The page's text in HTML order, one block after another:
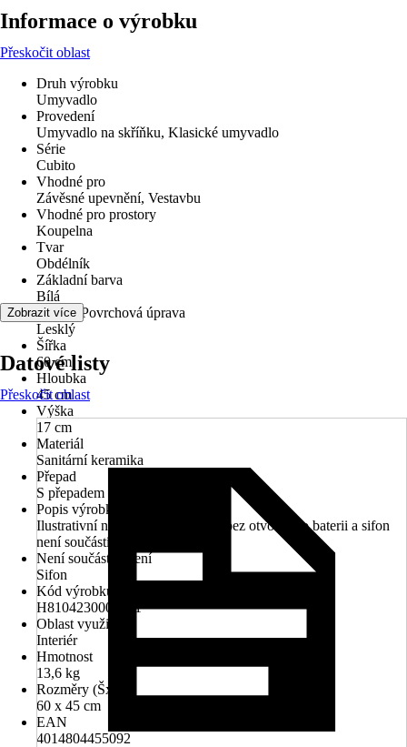
Informace o výrobku
Přeskočit oblast
Druh výrobku
Umyvadlo
Provedení
Umyvadlo na skříňku, Klasické umyvadlo
Série
Cubito
Vhodné pro
Závěsné upevnění, Vestavbu
Vhodné pro prostory
Koupelna
Tvar
Obdélník
Základní barva
Bílá
Povrch/Povrchová úprava
Lesklý
Šířka
60 cm
Hloubka
45 cm
Výška
17 cm
Materiál
Sanitární keramika
Přepad
S přepadem
Popis výrobku
Ilustrativní náhled - umyvadlo je bez otvoru pro baterii a sifon
není součástí.
Není součástí balení
Sifon
Kód výrobku
H8104230001091
Oblast využití
Interiér
Hmotnost
13,6 kg
Rozměry (ŠxH)
60 x 45 cm
EAN
4014804455092
Zobrazit více
Datové listy
Přeskočit oblast